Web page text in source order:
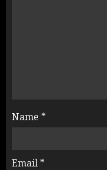
Name *
Email *